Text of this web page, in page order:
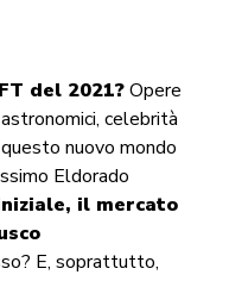
del 2021?Opere
celebrità
nuovo mondo
Eldorado
il mercato
E, soprattutto,